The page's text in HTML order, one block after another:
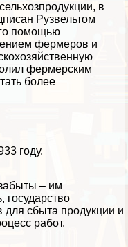
в
Рузвельтом
помощью
фермеров и
фермерским
более
году.
– им
для сбыта продукции и
работ.